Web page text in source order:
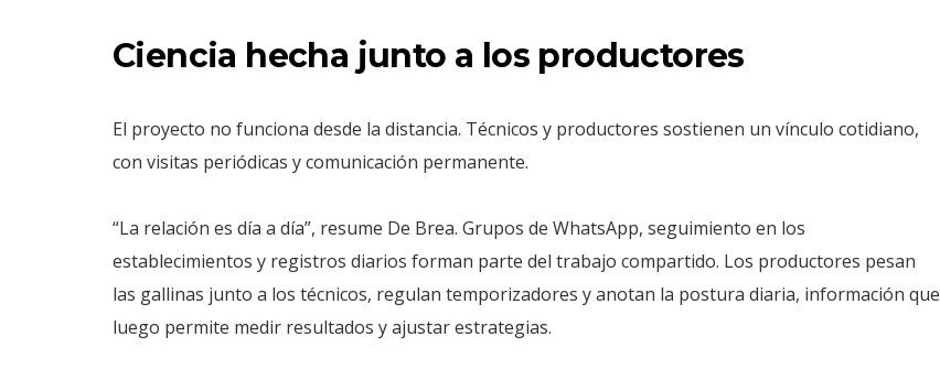
Ciencia hecha junto a los productores
El proyecto no funciona desde la distancia. Técnicos y productores sostienen un vínculo cotidiano,
con visitas periódicas y comunicación permanente.
“La relación es día a día”, resume De Brea. Grupos de WhatsApp, seguimiento en los
establecimientos y registros diarios forman parte del trabajo compartido. Los productores pesan
las gallinas junto a los técnicos, regulan temporizadores y anotan la postura diaria, información que
luego permite medir resultados y ajustar estrategias.